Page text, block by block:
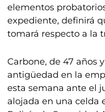
elementos
expediente, definirá
tomará respecto a la
Carbone, de 47 años
antigüedad en la
esta semana ante el
alojada en una celda